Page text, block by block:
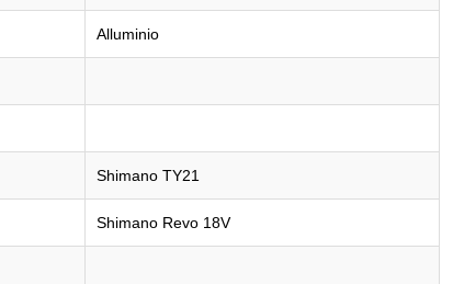
Alluminio
Shimano TY21
Shimano Revo 18V